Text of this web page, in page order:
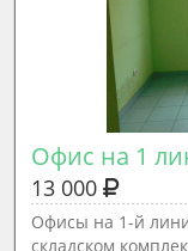
Офис на 1
13 000
Офисы на 1-й
складском